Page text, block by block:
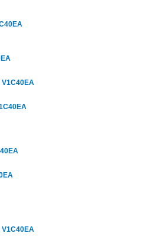
V1C40EA